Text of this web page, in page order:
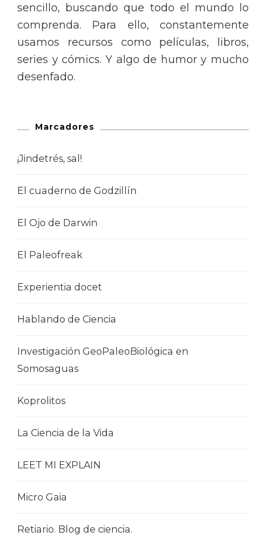
sencillo, buscando que todo el mundo lo
comprenda. Para ello, constantemente
usamos recursos como películas, libros,
series y cómics. Y algo de humor y mucho
desenfado.
Marcadores
¡Jindetrés, sal!
El cuaderno de Godzillín
El Ojo de Darwin
El Paleofreak
Experientia docet
Hablando de Ciencia
Investigación GeoPaleoBiológica en
Somosaguas
Koprolitos
La Ciencia de la Vida
LEET MI EXPLAIN
Micro Gaia
Retiario. Blog de ciencia.